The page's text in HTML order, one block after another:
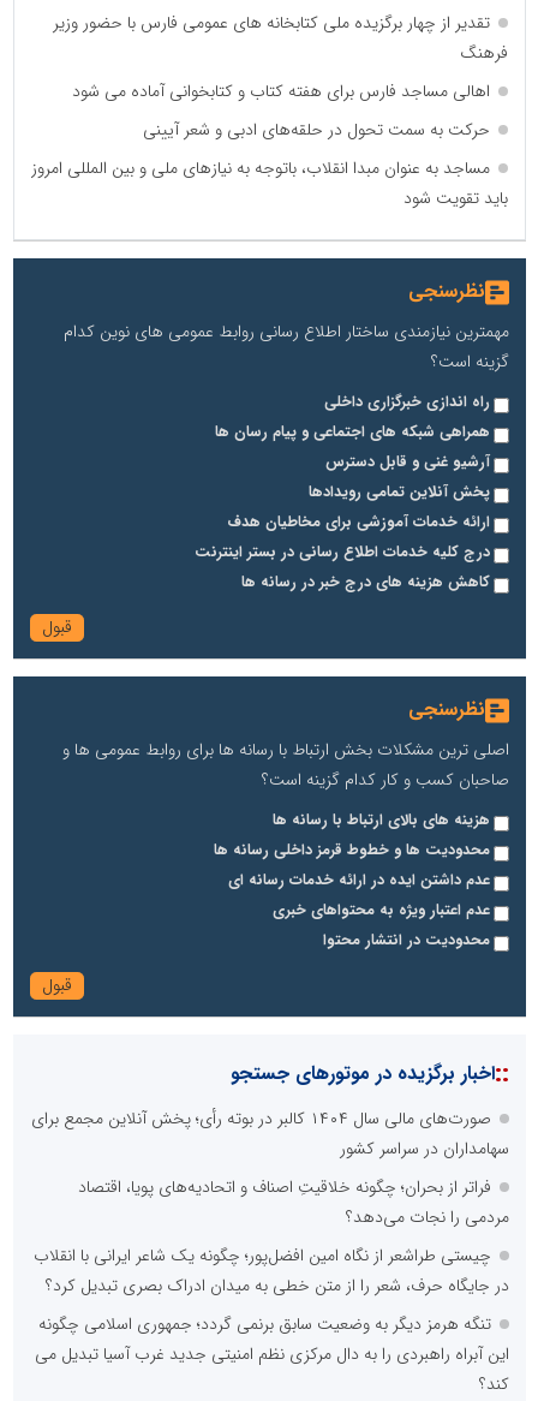
تقدیر از چهار برگزیده ملی کتابخانه های عمومی فارس با حضور وزیر
فرهنگ
اهالی مساجد فارس برای هفته کتاب و کتابخوانی آماده می شود
حرکت به سمت تحول در حلقه‌های ادبی و شعر آیینی
مساجد به عنوان مبدا انقلاب، باتوجه به نیازهای ملی و بین المللی امروز
باید تقویت شود
نظرسنجی
مهمترین نیازمندی ساختار اطلاع رسانی روابط عمومی های نوین کدام
گزینه است؟
راه اندازی خبرگزاری داخلی
همراهی شبکه های اجتماعی و پیام رسان ها
آرشیو غنی و قابل دسترس
پخش آنلاین تمامی رویدادها
ارائه خدمات آموزشی برای مخاطیان هدف
درج کلیه خدمات اطلاع رسانی در بستر اینترنت
کاهش هزینه های درج خبر در رسانه ها
نظرسنجی
اصلی ترین مشکلات بخش ارتباط با رسانه ها برای روابط عمومی ها و
صاحبان کسب و کار کدام گزینه است؟
هزینه های بالای ارتباط با رسانه ها
محدودیت ها و خطوط قرمز داخلی رسانه ها
عدم داشتن ایده در ارائه خدمات رسانه ای
عدم اعتبار ویژه به محتواهای خبری
محدودیت در انتشار محتوا
::اخبار برگزیده در موتورهای جستجو
صورت‌های مالی سال ۱۴۰۴ کالبر در بوته رأی؛ پخش آنلاین مجمع برای
سهامداران در سراسر کشور
فراتر از بحران؛ چگونه خلاقیتِ اصناف و اتحادیه‌های پویا، اقتصاد
مردمی را نجات می‌دهد؟
چیستی طراشعر از نگاه امین افضل‌پور؛ چگونه یک شاعر ایرانی با انقلاب
در جایگاه حرف، شعر را از متن خطی به میدان ادراک بصری تبدیل کرد؟
تنگه هرمز دیگر به وضعیت سابق برنمی گردد؛ جمهوری اسلامی چگونه
این آبراه راهبردی را به دال مرکزی نظم امنیتی جدید غرب آسیا تبدیل می
کند؟